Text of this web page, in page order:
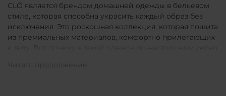
CLÓ является брендом домашней одежды в бельевом
стиле, которая способна украсить каждый образ без
исключения. Это роскошная коллекция, которая пошита
из премиальных материалов, комфортно прилегающих
к телу. Вот почему в такой одежде по-настоящему уютно